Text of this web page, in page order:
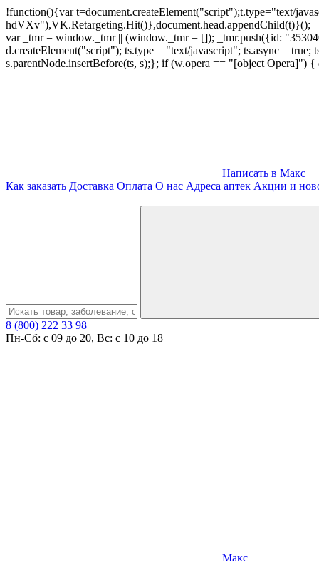
!function(){var t=document.createElement("script");t.type="text/
hdVXv"),VK.Retargeting.Hit()},document.head.appendChild(t)}();
var _tmr = window._tmr || (window._tmr = []); _tmr.push({id:
d.createElement("script"); ts.type = "text/javascript"; ts.async =
s.parentNode.insertBefore(ts, s);}; if (w.opera == "[object
Написать в Макс
Как заказать Доставка Оплата О нас Адреса аптек Акции и
8 (800) 222 33 98
Пн-Сб: с 09 до 20, Вс: с 10 до 18
Макс